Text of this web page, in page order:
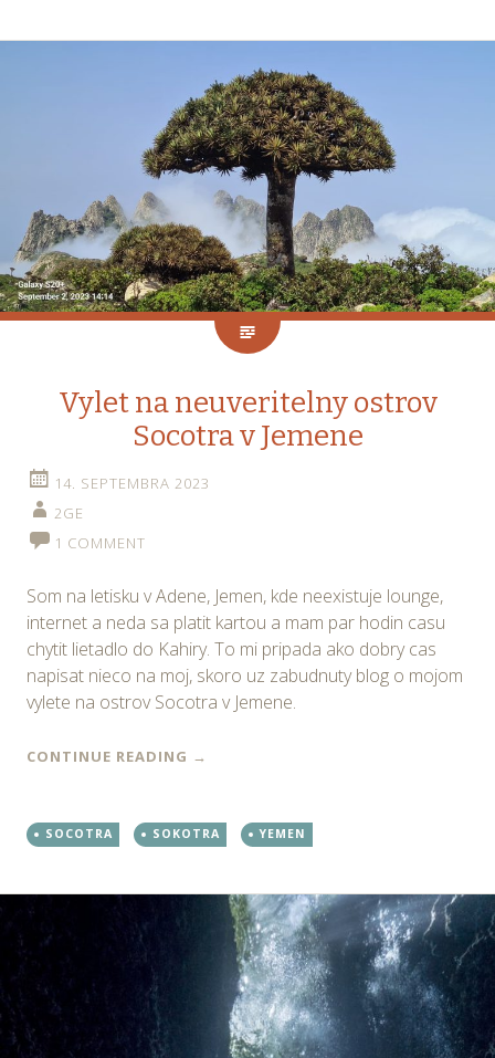
Vylet na neuveritelny ostrov
Socotra v Jemene
14. SEPTEMBRA 2023
2GE
1 COMMENT
Som na letisku v Adene, Jemen, kde neexistuje lounge,
internet a neda sa platit kartou a mam par hodin casu
chytit lietadlo do Kahiry. To mi pripada ako dobry cas
napisat nieco na moj, skoro uz zabudnuty blog o mojom
vylete na ostrov Socotra v Jemene.
CONTINUE READING →
SOCOTRA SOKOTRA YEMEN